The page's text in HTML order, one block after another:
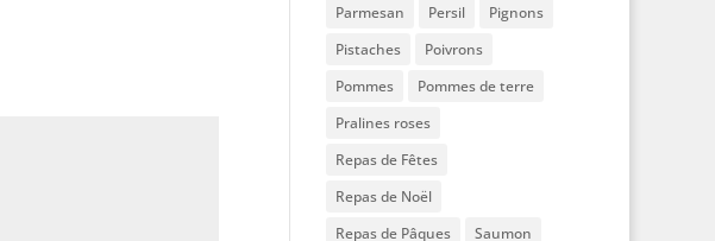
Parmesan
Persil
Pignons
Pistaches
Poivrons
Pommes
Pommes de terre
Pralines roses
Repas de Fêtes
Repas de Noël
Repas de Pâques
Saumon